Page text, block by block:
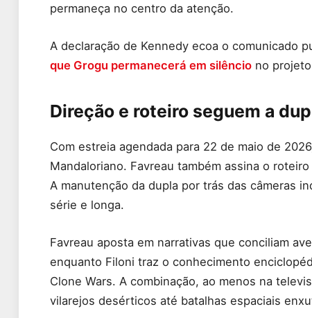
permaneça no centro da atenção.
A declaração de Kennedy ecoa o comunicado
que Grogu permanecerá em silêncio no
Direção e roteiro seguem a
Com estreia agendada para 22 de maio de
Mandaloriano. Favreau também assina o
A manutenção da dupla por trás das câmeras
série e longa.
Favreau aposta em narrativas que conciliam
enquanto Filoni traz o conhecimento
Clone Wars. A combinação, ao menos na
vilarejos desérticos até batalhas espaciais